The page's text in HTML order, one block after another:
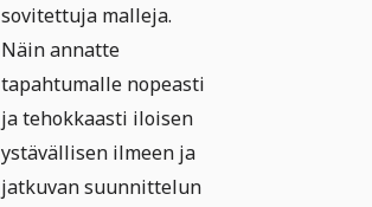
sovitettuja malleja.
Näin annatte
tapahtumalle nopeasti
ja tehokkaasti iloisen
ystävällisen ilmeen ja
jatkuvan suunnittelun